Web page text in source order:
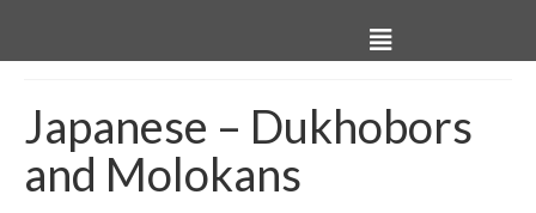
Japanese – Dukhobors
and Molokans